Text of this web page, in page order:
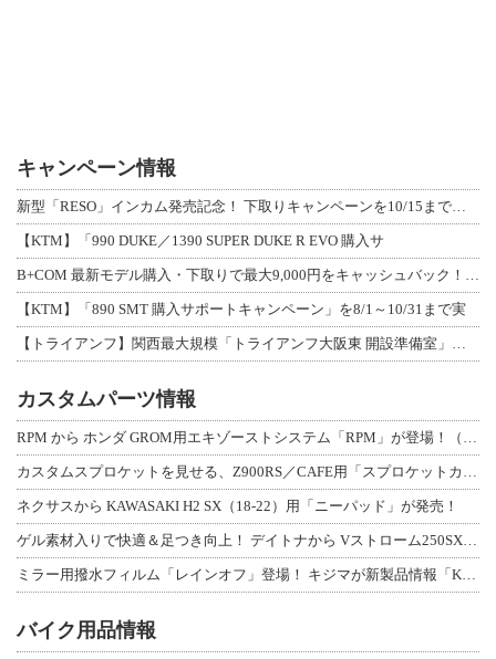
キャンペーン情報
新型「RESO」インカム発売記念！ 下取りキャンペーンを10/15まで延長して開
【KTM】「990 DUKE／1390 SUPER DUKE R EVO 購入サ
B+COM 最新モデル購入・下取りで最大9,000円をキャッシュバック！「B+F
【KTM】「890 SMT 購入サポートキャンペーン」を8/1～10/31まで実
【トライアンフ】関西最大規模「トライアンフ大阪東 開設準備室」がオープン！ 限定
カスタムパーツ情報
RPM から ホンダ GROM用エキゾーストシステム「RPM」が登場！（動画あり
カスタムスプロケットを見せる、Z900RS／CAFE用「スプロケットカバーフルキ
ネクサスから KAWASAKI H2 SX（18-22）用「ニーパッド」が発売！
ゲル素材入りで快適＆足つき向上！ デイトナから Vストローム250SX用「快適ロ
ミラー用撥水フィルム「レインオフ」登場！ キジマが新製品情報「KIJIMA NE
バイク用品情報